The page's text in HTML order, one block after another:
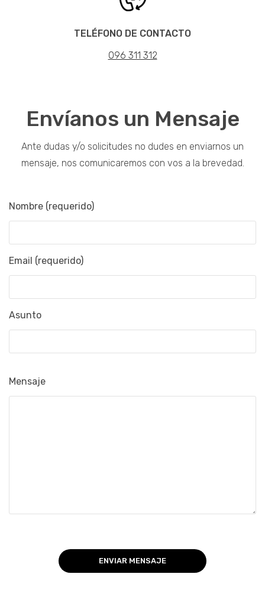
TELÉFONO DE CONTACTO
096 311 312
Envíanos un Mensaje
Ante dudas y/o solicitudes no dudes en enviarnos un
mensaje, nos comunicaremos con vos a la brevedad.
Nombre (requerido)
Email (requerido)
Asunto
Mensaje